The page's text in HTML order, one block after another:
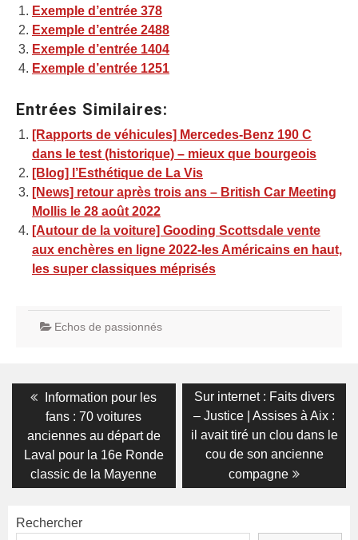
Exemple d’entrée 378
Exemple d’entrée 2488
Exemple d’entrée 1404
Exemple d’entrée 1251
Entrées Similaires:
[Rapports de véhicules] Mercedes-Benz 190 C
dans le test (historique) – mieux que bourgeois
[Blog] l’Esthétique de La Vis
[News] retour après trois ans – British Car Meeting
Mollis le 28 août 2022
[Autour de la voiture] Gooding Scottsdale vente
aux enchères en ligne 2022-les Américains en haut,
les super classiques méprisés
Echos de passionnés
Navigation
l’article
Previous
post:
Information pour les
fans : 70 voitures
anciennes au départ de
Laval pour la 16e Ronde
classic de la Mayenne
Next
post:
Sur internet : Faits divers
– Justice | Assises à Aix :
il avait tiré un clou dans le
cou de son ancienne
compagne
Rechercher